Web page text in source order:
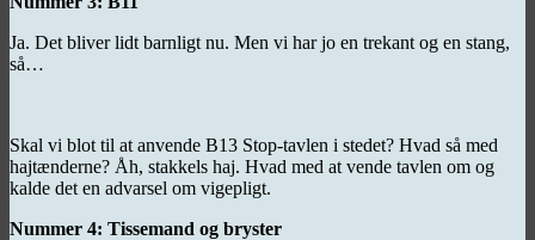
Ja. Det bliver lidt barnligt nu. Men vi har jo en trekant og en stang,
så…
Skal vi blot til at anvende B13 Stop-tavlen i stedet? Hvad så med
hajtænderne? Åh, stakkels haj. Hvad med at vende tavlen om og
kalde det en advarsel om vigepligt.
Nummer 4: Tissemand og bryster